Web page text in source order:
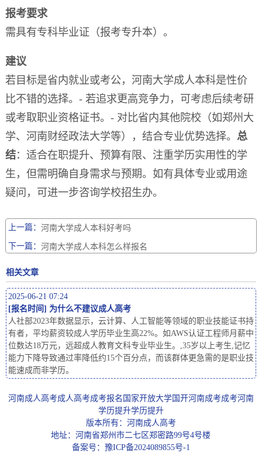
报考要求
需具有专科毕业证（报考专升本）。
建议
若目标是省内就业或考公，河南大学成人本科是性价
比不错的选择。- 若追求更高竞争力，可考虑后续考研
或考取职业资格证书。- 对比省内其他院校（如郑州大
学、河南财经政法大学等），结合专业优势选择。 总
结：适合在职提升、预算有限、注重学历实用性的学
生，但需明确自身需求与预期。如有具体专业或用途
疑问，可进一步咨询学校招生办。
上一篇： 河南大学成人本科好考吗
下一篇： 河南大学成人本科怎么样报名
相关文章
2025-06-21 07:24
[报名时间] 为什么不建议成人高考
人社部2023年数据显示，云计算、人工智能等领域的职业技能证书持
有者，平均薪资较成人学历毕业生高22%。如AWS认证工程师月薪中
位数达18万元，远超成人教育文科专业毕业生。,35岁以上考生,记忆
能力下降导致通过率降低约15个百分点，而该群体更急需的是职业技
能速成而非学历。
河南成人高考成人高考成考报名 国家开放大学国开河南成考成考河南
学历提升学历提升
版本所有：河南成人高考
地址：河南省郑州市二七区郑密路99号4号楼
备案号： 豫ICP备2024089855号-1